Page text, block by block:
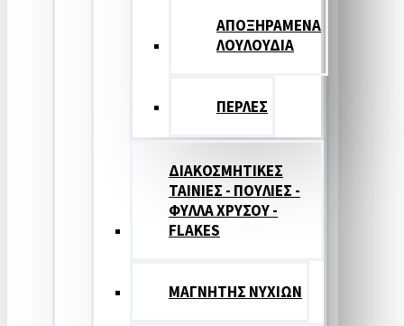
ΑΠΟΞΗΡΑΜΕΝΑ
ΛΟΥΛΟΥΔΙΑ
ΠΕΡΛΕΣ
ΔΙΑΚΟΣΜΗΤΙΚΕΣ
ΤΑΙΝΙΕΣ - ΠΟΥΛΙΕΣ -
ΦΥΛΛΑ ΧΡΥΣΟΥ -
FLAKES
ΜΑΓΝΗΤΗΣ ΝΥΧΙΩΝ